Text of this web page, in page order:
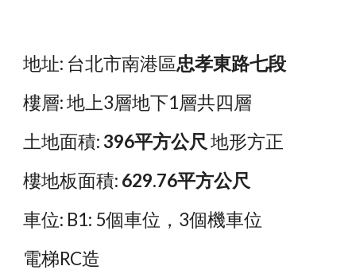
地址: 台北市南港區忠孝東路七段
樓層: 地上3層地下1層共四層
土地面積: 396平方公尺 地形方正
樓地板面積: 629.76平方公尺
車位: B1: 5個車位，3個機車位
電梯RC造